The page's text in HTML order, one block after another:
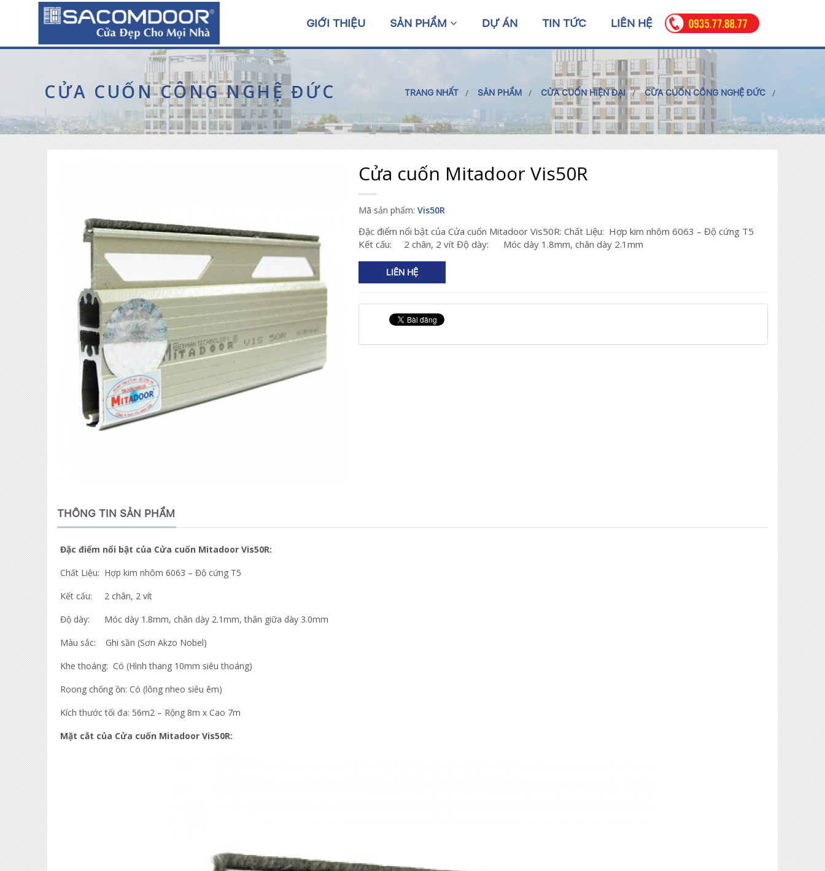
GIỚI THIỆU SẢN PHẨM DỰ ÁN TIN TỨC LIÊN HỆ
CỬA CUỐN CÔNG NGHỆ ĐỨC TRANG NHẤT SẢN PHẨM CỬA CUỐN HIỆN ĐẠI CỬA CUỐN CÔNG NGHỆ ĐỨC
Cửa cuốn Mitadoor Vis50R
Mã sản phẩm: Vis50R
Đặc điểm nổi bật của Cửa cuốn Mitadoor Vis50R: Chất Liệu: Hợp kim nhôm 6063 – Độ cứng T5
Kết cấu: 2 chân, 2 vít Độ dày: Móc dày 1.8mm, chân dày 2.1mm
LIÊN HỆ
THÔNG TIN SẢN PHẨM
Đặc điểm nổi bật của Cửa cuốn Mitadoor Vis50R:
Chất Liệu: Hợp kim nhôm 6063 – Độ cứng T5
Kết cấu: 2 chân, 2 vít
Độ dày: Móc dày 1.8mm, chân dày 2.1mm, thân giữa dày 3.0mm
Màu sắc: Ghi sần (Sơn Akzo Nobel)
Khe thoáng: Có (Hình thang 10mm siêu thoáng)
Roong chống ồn: Có (lông nheo siêu êm)
Kích thước tối đa: 56m2 – Rộng 8m x Cao 7m
Mặt cắt của Cửa cuốn Mitadoor Vis50R: